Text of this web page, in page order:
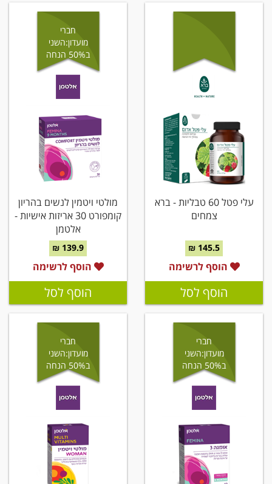
עלי פטל 60 טבליות - ברא
צמחים
145.5 ₪
הוסף לרשימה
הוסף לסל
חברי
מועדון:השני
ב50% הנחה
מולטי ויטמין לנשים בהריון
קומפורט 30 אריזות אישיות -
אלטמן
139.9 ₪
הוסף לרשימה
הוסף לסל
חברי
מועדון:השני
ב50% הנחה
חברי
מועדון:השני
ב50% הנחה